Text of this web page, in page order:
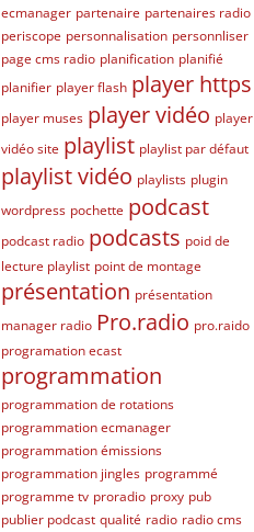
ecmanager partenaire partenaires radio
periscope personnalisation personnliser
page cms radio planification planifié
planifier player flash player https
player muses player vidéo player
vidéo site playlist playlist par défaut
playlist vidéo playlists plugin
wordpress pochette podcast
podcast radio podcasts poid de
lecture playlist point de montage
présentation présentation
manager radio Pro.radio pro.raido
programation ecast
programmation
programmation de rotations
programmation ecmanager
programmation émissions
programmation jingles programmé
programme tv proradio proxy pub
publier podcast qualité radio radio cms